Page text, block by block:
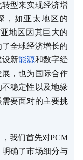
型来实现经济增
，如亚太地区的
地区因其巨大的
全球经济增长的
设新能源和数字经
，也为国际合作
稳定性以及地缘
要面对的主要挑
我们首先对PCM
确了市场细分与